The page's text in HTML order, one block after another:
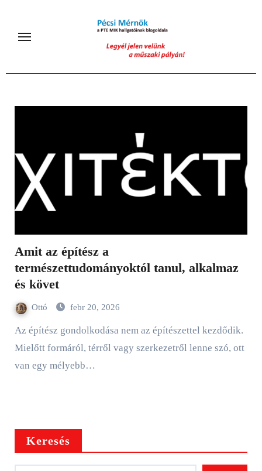
content
Amit az építész a
természettudományoktól tanul, alkalmaz
és követ
Ottó febr 20, 2026
Az építész gondolkodása nem az építészettel kezdődik.
Mielőtt formáról, térről vagy szerkezetről lenne szó, ott
van egy mélyebb…
Keresés